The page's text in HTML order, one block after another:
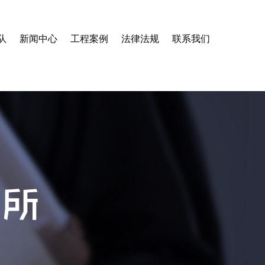
新闻中心 工程案例 法律法规 联系我们